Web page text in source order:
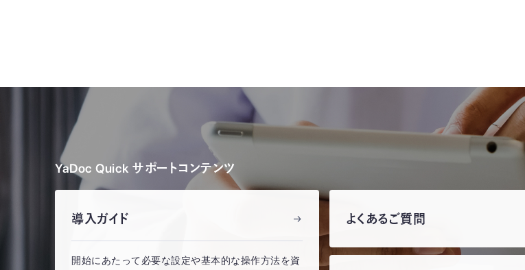
YaDoc Quick サポートコンテンツ
導入ガイド
開始にあたって必要な設定や基本的な操作方法を資
よくあるご質問